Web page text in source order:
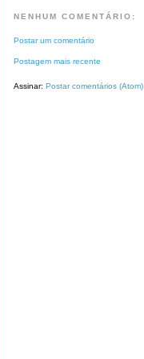
NENHUM COMENTÁRIO:
Postar um comentário
Postagem mais recente
Assinar: Postar comentários (Atom)